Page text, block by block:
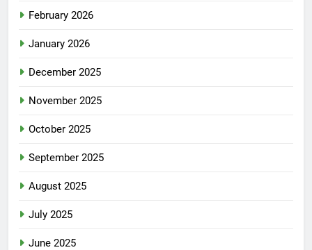
February 2026
January 2026
December 2025
November 2025
October 2025
September 2025
August 2025
July 2025
June 2025